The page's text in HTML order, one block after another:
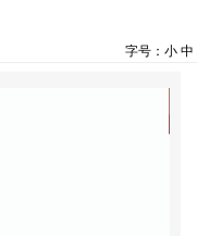
字号：小 中